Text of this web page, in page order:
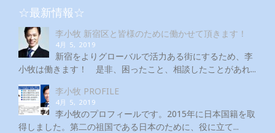
☆最新情報☆
李小牧 新宿区と皆様のために働かせて頂きます！
4月 5, 2019
新宿をよりグローバルで活力ある街にするため、李
小牧は働きます！ 是非、困ったこと、相談したことがあれ...
李小牧 PROFILE
4月 5, 2019
李小牧のプロフィールです。2015年に日本国籍を取
得しました。第二の祖国である日本のために、役に立て...